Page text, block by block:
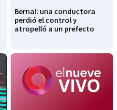
Bernal: una conductora
perdió el control y
atropelló a un prefecto